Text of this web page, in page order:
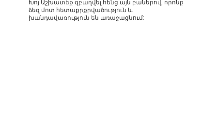
Խոյ Աշխատեք զբաղվել հենց այն բաներով, որոնք
ձեզ մոտ հետաքրքրվածություն և
խանդավառություն են առաջացնում: